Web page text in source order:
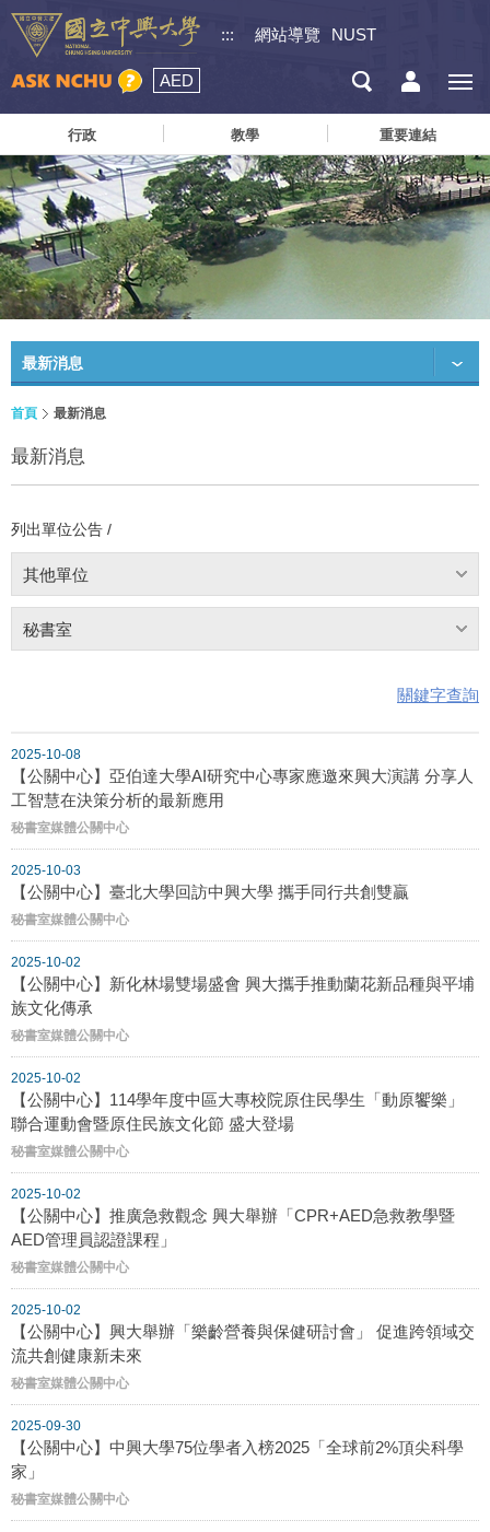
::: 網站導覽 NUST
AED
行政 教學 重要連結
最新消息
首頁 最新消息
最新消息
列出單位公告 /
其他單位
秘書室
關鍵字查詢
2025-10-08
【公關中心】亞伯達大學AI研究中心專家應邀來興大演講 分享人
工智慧在決策分析的最新應用
秘書室媒體公關中心
2025-10-03
【公關中心】臺北大學回訪中興大學 攜手同行共創雙贏
秘書室媒體公關中心
2025-10-02
【公關中心】新化林場雙場盛會 興大攜手推動蘭花新品種與平埔
族文化傳承
秘書室媒體公關中心
2025-10-02
【公關中心】114學年度中區大專校院原住民學生「動原饗樂」
聯合運動會暨原住民族文化節 盛大登場
秘書室媒體公關中心
2025-10-02
【公關中心】推廣急救觀念 興大舉辦「CPR+AED急救教學暨
AED管理員認證課程」
秘書室媒體公關中心
2025-10-02
【公關中心】興大舉辦「樂齡營養與保健研討會」 促進跨領域交
流共創健康新未來
秘書室媒體公關中心
2025-09-30
【公關中心】中興大學75位學者入榜2025「全球前2%頂尖科學
家」
秘書室媒體公關中心